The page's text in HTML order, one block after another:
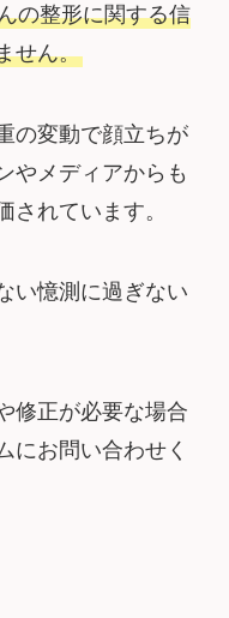
の整形に関する信
せん。
の変動で顔立ちが
やメディアからも
されています。
い憶測に過ぎない
修正が必要な場合
にお問い合わせく